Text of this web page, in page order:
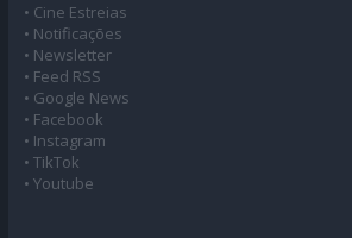
• Cine Estreias
• Notificações
• Newsletter
• Feed RSS
• Google News
• Facebook
• Instagram
• TikTok
• Youtube